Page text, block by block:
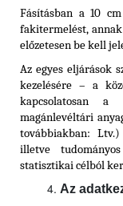
Fásításban a 10
fakitermelést, annak
előzetesen be kell
Az egyes eljárások
kezelésére – a
kapcsolatosan
magánlevéltári
továbbiakban:
illetve
statisztikai célból
Az